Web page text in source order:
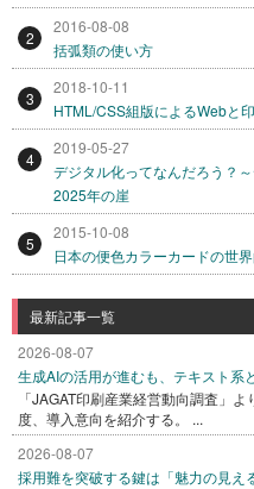
2
2016-08-08
括弧類の使い方
3
2018-10-11
HTML/CSS組版によるWebと
4
2019-05-27
デジタル化ってなんだろう？
2025年の崖
5
2015-10-08
日本の便色カラーカードの世
最新記事一覧
2026-08-07
生成AIの活用が進むも、テキスト系
「JAGAT印刷産業経営動向調査」
度、導入意向を紹介する。 ...
2026-08-07
採用難を突破する鍵は「魅力の見